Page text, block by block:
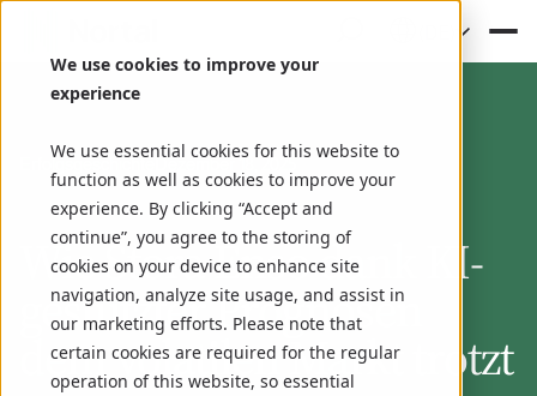
We use cookies to improve your
experience
We use essential cookies for this website to
function as well as cookies to improve your
experience. By clicking “Accept and
continue”, you agree to the storing of
cookies on your device to enhance site
navigation, analyze site usage, and assist in
our marketing efforts. Please note that
certain cookies are required for the regular
operation of this website, so essential
ErfolgsgeschichteDezember 18, 2025
Wie Stora Enso dank KI-
gestützter Prognosen
dem volatilen Markt trotzt